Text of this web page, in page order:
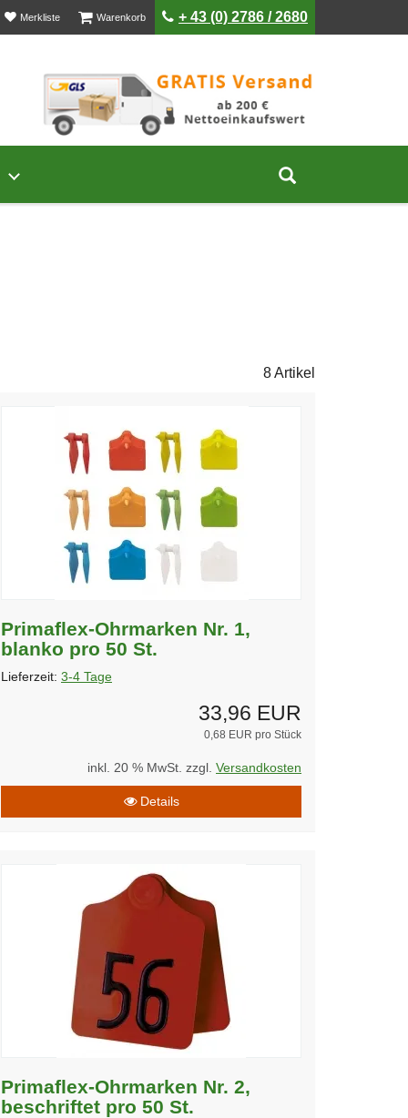
Merklisteist leer Warenkorbist leer+ 43 (0) 2786 / 2680
Untermenü von Unternehmen öffnen
8 Artikel
Primaflex-Ohrmarken Nr. 1,
blanko pro 50 St.
Lieferzeit: 3-4 Tage
33,96 EUR
0,68 EUR pro Stück
inkl. 20 % MwSt. zzgl. Versandkosten
Details
Primaflex-Ohrmarken Nr. 2,
beschriftet pro 50 St.